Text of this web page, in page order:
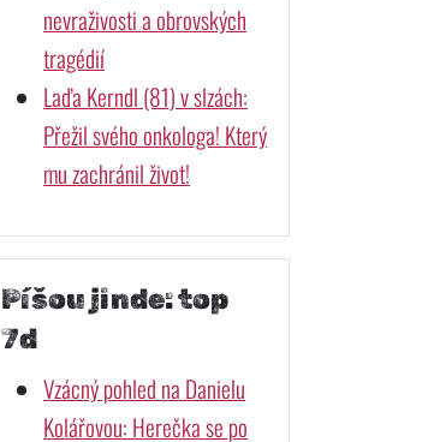
nevraživosti a obrovských
tragédií
Laďa Kerndl (81) v slzách:
Přežil svého onkologa! Který
mu zachránil život!
Píšou jinde: top
7d
Vzácný pohled na Danielu
Kolářovou: Herečka se po